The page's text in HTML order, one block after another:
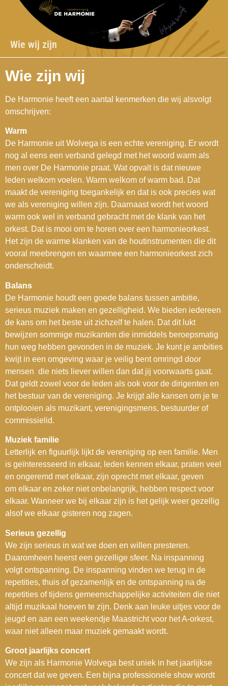
Wie wij zijn
Wie zijn wij
De Harmonie heeft een aantal kenmerken die wij alsvolgt
omschrijven:
Warm
De Harmonie uit Wolvega is een echte vereniging. Er wordt
nog al eens een verband gelegd met het woord warm als
men over De Harmonie praat. Wat opvalt is dat nieuwe
leden welkom voelen. Warm welkom of warm bad. Dat
maakt de vereniging toegankelijk en dat is ook precies wat
we als vereniging willen zijn. Daarnaast wordt het woord
warm ook wel in verband gebracht met de klank van het
orkest. Dat is mooi om te horen over een harmonieorkest.
Het zijn de warme klanken van de houtinstrumenten die dit
vooral meebrengen en waarmee een harmonieorkest zich
onderscheidt.
Balans
De Harmonie houdt een goede balans tussen ambitie,
serieus muziek maken en gezelligheid. We bieden iedereen
de kans om het beste uit zichzelf te halen. Dat dit lukt
bewijzen sommige muzikanten die inmiddels beroepsmatig
hun weg hebben gevonden in de muziek. Je kunt je ambities
kwijt in een omgeving waar je veilig bent omringd door
mensen die niets liever willen dan dat jij voorwaarts gaat.
Dat geldt zowel voor de leden als ook voor de dirigenten en
het bestuur van de vereniging. Je krijgt alle kansen om je te
ontplooien als muzikant, verenigingsmens, bestuurder of
commissielid.
Muziek familie
Letterlijk en figuurlijk lijkt de vereniging op een familie. Men
is geïnteresseerd in elkaar, leden kennen elkaar, praten veel
en ongeremd met elkaar, zijn oprecht met elkaar, geven
om elkaar en zeker niet onbelangrijk, hebben respect voor
elkaar. Wanneer we bij elkaar zijn is het gelijk weer gezellig
alsof we elkaar gisteren nog zagen.
Serieus gezellig
We zijn serieus in wat we doen en willen presteren.
Daaromheen heerst een gezellige sfeer. Na inspanning
volgt ontspanning. De inspanning vinden we terug in de
repetities, thuis of gezamenlijk en de ontspanning na de
repetities of tijdens gemeenschappelijke activiteiten die niet
altijd muzikaal hoeven te zijn. Denk aan leuke uitjes voor de
jeugd en aan een weekendje Maastricht voor het A-orkest,
waar niet alleen maar muziek gemaakt wordt.
Groot jaarlijks concert
We zijn als Harmonie Wolvega best uniek in het jaarlijkse
concert dat we geven. Een bijna professionele show wordt